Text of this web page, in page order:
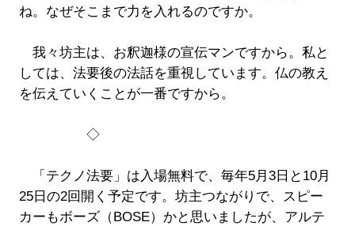
ね。なぜそこまで力を入れるのですか。
我々坊主は、お釈迦様の宣伝マンですから。私と
しては、法要後の法話を重視しています。仏の教え
を伝えていくことが一番ですから。
◇
「テクノ法要」は入場無料で、毎年5月3日と10月
25日の2回開く予定です。坊主つながりで、スピー
カーもボーズ（BOSE）かと思いましたが、アルテ